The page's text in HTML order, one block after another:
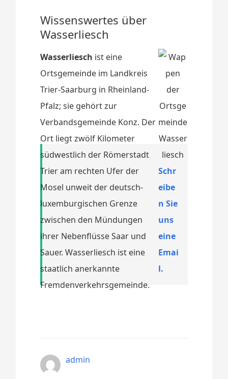
Wissenswertes über
Wasserliesch
Wasserliesch ist eine
Ortsgemeinde im Landkreis
Trier-Saarburg in Rheinland-
Pfalz; sie gehört zur
Verbandsgemeinde Konz. Der
Ort liegt zwölf Kilometer
südwestlich der Römerstadt
Trier am rechten Ufer der
Mosel unweit der deutsch-
luxemburgischen Grenze
zwischen den Mündungen
ihrer Nebenflüsse Saar und
Sauer. Wasserliesch ist eine
staatlich anerkannte
Fremdenverkehrsgemeinde.
Schr
eibe
n Sie
uns
eine
Emai
l.
admin